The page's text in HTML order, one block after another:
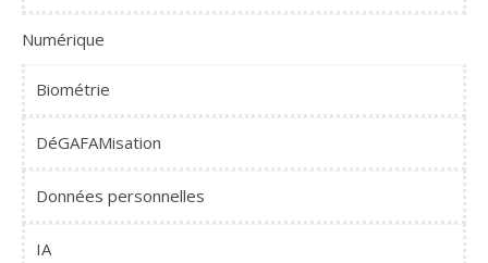
Numérique
Biométrie
DéGAFAMisation
Données personnelles
IA